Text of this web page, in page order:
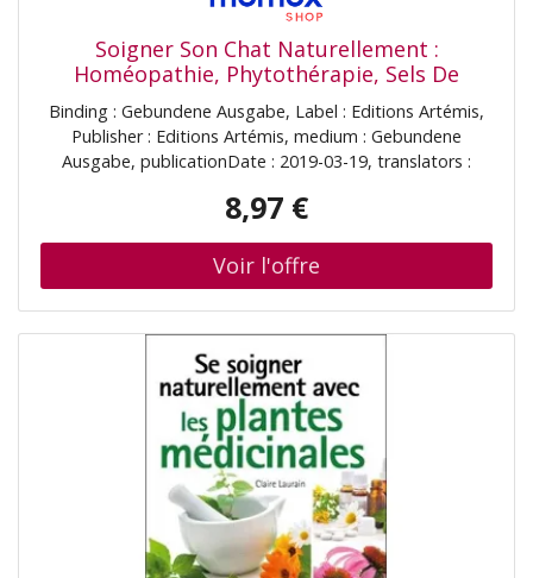
Soigner Son Chat Naturellement :
Homéopathie, Phytothérapie, Sels De
Schüssler, Fleurs De Bach, Chromothérapie
Binding : Gebundene Ausgabe, Label : Editions Artémis,
Publisher : Editions Artémis, medium : Gebundene
Ausgabe, publicationDate : 2019-03-19, translators :
8,97 €